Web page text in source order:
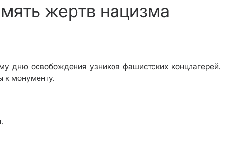
жертв нацизма
дню освобождения узников фашистских концлагерей.
к монументу.